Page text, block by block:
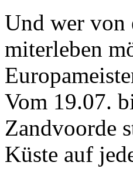
Und wer von
miterleben
Vom 19.07.
Zandvoorde
Küste auf